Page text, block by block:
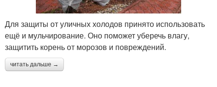
Для защиты от уличных холодов принято использовать
ещё и мульчирование. Оно поможет уберечь влагу,
защитить корень от морозов и повреждений.
читать дальше →